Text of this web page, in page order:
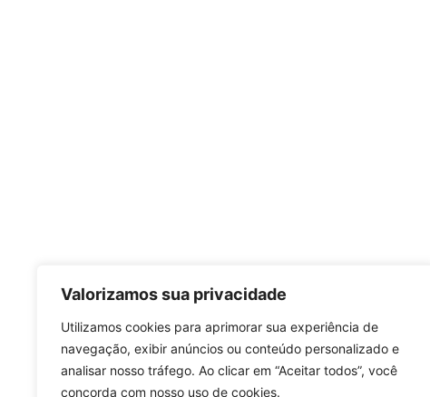
Valorizamos sua privacidade
Utilizamos cookies para aprimorar sua experiência de
navegação, exibir anúncios ou conteúdo personalizado e
analisar nosso tráfego. Ao clicar em “Aceitar todos”, você
concorda com nosso uso de cookies.